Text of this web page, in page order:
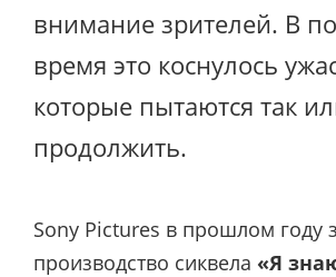
внимание зрителей. В
время это коснулось
которые пытаются так
продолжить.
Sony Pictures в прошлом году
производство сиквела «Я